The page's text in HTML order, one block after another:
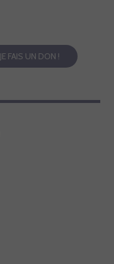
JE FAIS UN DON !